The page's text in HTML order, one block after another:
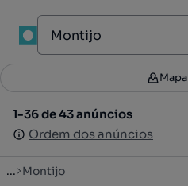
Filtros 3
1-36 de 43 anúncios
Ordem dos anúncios
Mapa
1-36 de 43 anúncios
Ordem dos anúncios
... Montijo